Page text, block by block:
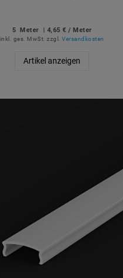
5 Meter | 4,65 € / Meter
inkl. ges. MwSt. zzgl. Versandkosten
Artikel anzeigen